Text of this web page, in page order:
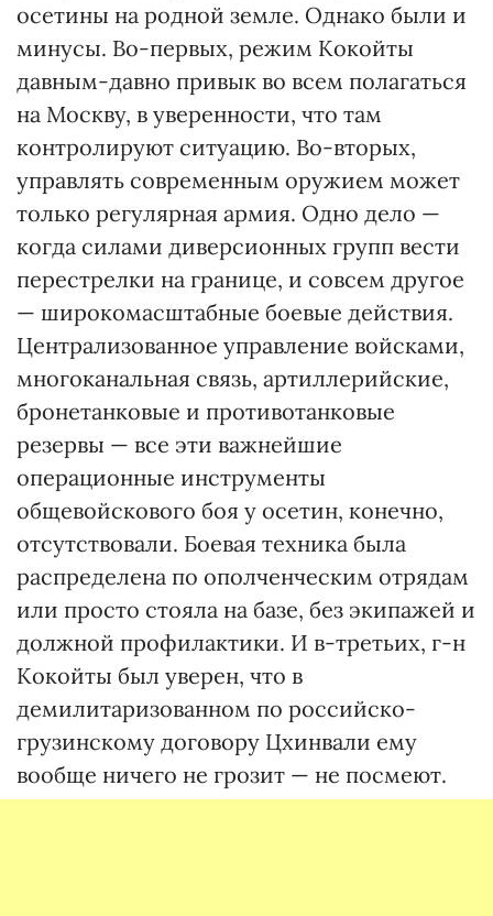
осетины на родной земле. Однако были и
минусы. Во-первых, режим Кокойты
давным-давно привык во всем полагаться
на Москву, в уверенности, что там
контролируют ситуацию. Во-вторых,
управлять современным оружием может
только регулярная армия. Одно дело —
когда силами диверсионных групп вести
перестрелки на границе, и совсем другое
— широкомасштабные боевые действия.
Централизованное управление войсками,
многоканальная связь, артиллерийские,
бронетанковые и противотанковые
резервы — все эти важнейшие
операционные инструменты
общевойскового боя у осетин, конечно,
отсутствовали. Боевая техника была
распределена по ополченческим отрядам
или просто стояла на базе, без экипажей и
должной профилактики. И в-третьих, г-н
Кокойты был уверен, что в
демилитаризованном по российско-
грузинскому договору Цхинвали ему
вообще ничего не грозит — не посмеют.